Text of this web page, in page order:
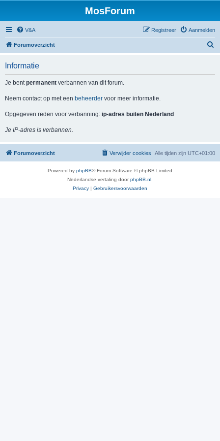
MosForum
V&A Aanmelden
Registreer
Forumoverzicht
Informatie
Je bentpermanent verbannen van dit forum.
Neem contact op met een beheerder voor meer informatie.
Opgegeven reden voor verbanning: ip-adres buiten Nederland
Je IP-adres is verbannen.
Forumoverzicht Alle tijden zijn UTC+01:00
Verwijder cookies
Powered by phpBB® Forum Software © phpBB Limited
Nederlandse vertaling doorphpBB.nl
Privacy | Gebruikersvoorwaarden